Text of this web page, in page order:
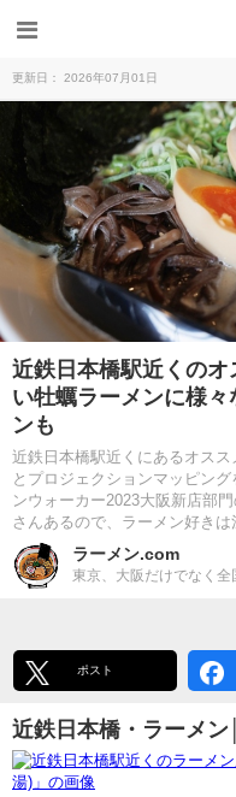
更新日： 2026年07月01日
近鉄日本橋駅近くの
い牡蠣ラーメンに様
ンも
近鉄日本橋駅近くにあるオス
とプロジェクションマッピン
ンウォーカー2023大阪新店部
さんあるので、ラーメン好きは
ラーメン.com
東京、大阪だけでなく全
ポスト
近鉄日本橋・ラーメン